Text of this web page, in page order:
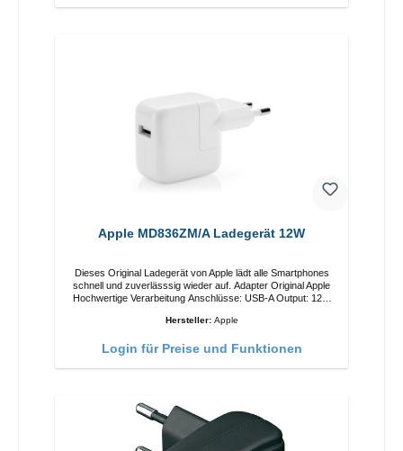
Apple MD836ZM/A Ladegerät 12W
Dieses Original Ladegerät von Apple lädt alle Smartphones
schnell und zuverlässsig wieder auf. Adapter Original Apple
Hochwertige Verarbeitung Anschlüsse: USB-A Output: 12W
Hersteller: Apple
Login für Preise und Funktionen